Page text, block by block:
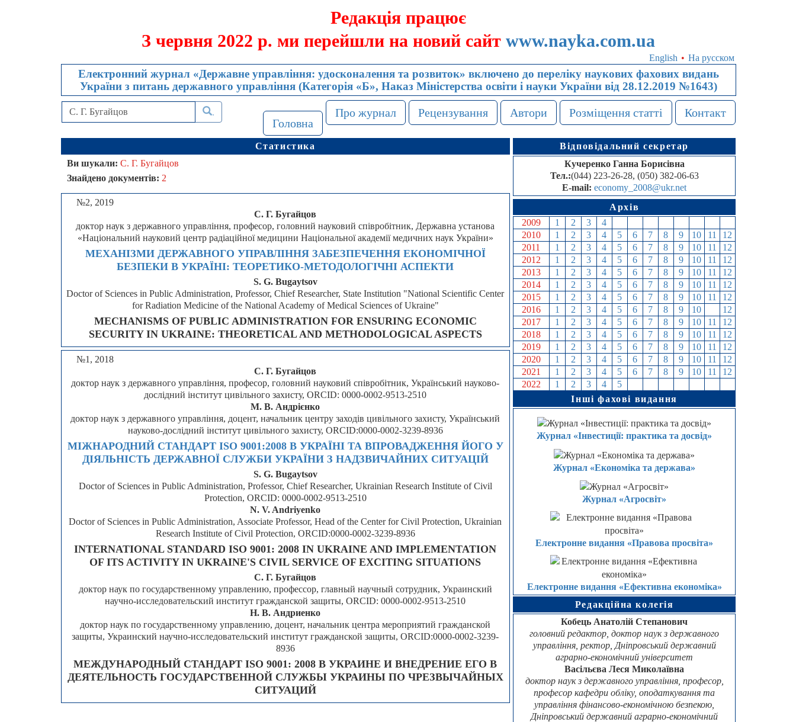
Редакція працює
З червня 2022 р. ми перейшли на новий сайт www.nayka.com.ua
English • На русском
Електронний журнал «Державне управління: удосконалення та розвиток» включено до переліку наукових фахових видань
України з питань державного управління (Категорія «Б», Наказ Міністерства освіти і науки України від 28.12.2019 №1643)
.
Головна
Про журнал Рецензування Автори Розміщення статті Контакт
Статистика
Ви шукали: С. Г. Бугайцов
Знайдено документів: 2
№2, 2019
С. Г. Бугайцов
доктор наук з державного управління, професор, головний науковий співробітник, Державна установа
«Національний науковий центр радіаційної медицини Національної академії медичних наук України»
МЕХАНІЗМИ ДЕРЖАВНОГО УПРАВЛІННЯ ЗАБЕЗПЕЧЕННЯ ЕКОНОМІЧНОЇ
БЕЗПЕКИ В УКРАЇНІ: ТЕОРЕТИКО-МЕТОДОЛОГІЧНІ АСПЕКТИ
S. G. Bugaytsov
Doctor of Sciences in Public Administration, Professor, Chief Researcher, State Institution "National Scientific Center
for Radiation Medicine of the National Academy of Medical Sciences of Ukraine"
MECHANISMS OF PUBLIC ADMINISTRATION FOR ENSURING ECONOMIC
SECURITY IN UKRAINE: THEORETICAL AND METHODOLOGICAL ASPECTS
№1, 2018
С. Г. Бугайцов
доктор наук з державного управління, професор, головний науковий співробітник, Український науково-
дослідний інститут цивільного захисту, ORCID: 0000-0002-9513-2510
М. В. Андрієнко
доктор наук з державного управління, доцент, начальник центру заходів цивільного захисту, Український
науково-дослідний інститут цивільного захисту, ORCID:0000-0002-3239-8936
МІЖНАРОДНИЙ СТАНДАРТ ISO 9001:2008 В УКРАЇНІ ТА ВПРОВАДЖЕННЯ ЙОГО У
ДІЯЛЬНІСТЬ ДЕРЖАВНОЇ СЛУЖБИ УКРАЇНИ З НАДЗВИЧАЙНИХ СИТУАЦІЙ
S. G. Bugaytsov
Doctor of Sciences in Public Administration, Professor, Chief Researcher, Ukrainian Research Institute of Civil
Protection, ORCID: 0000-0002-9513-2510
N. V. Andriyenko
Doctor of Sciences in Public Administration, Associate Professor, Head of the Center for Civil Protection, Ukrainian
Research Institute of Civil Protection, ORCID:0000-0002-3239-8936
INTERNATIONAL STANDARD ISO 9001: 2008 IN UKRAINE AND IMPLEMENTATION
OF ITS ACTIVITY IN UKRAINE'S CIVIL SERVICE OF EXCITING SITUATIONS
С. Г. Бугайцов
доктор наук по государственному управлению, профессор, главный научный сотрудник, Украинский
научно-исследовательский институт гражданской защиты, ORCID: 0000-0002-9513-2510
Н. В. Андриенко
доктор наук по государственному управлению, доцент, начальник центра мероприятий гражданской
защиты, Украинский научно-исследовательский институт гражданской защиты, ORCID:0000-0002-3239-
8936
МЕЖДУНАРОДНЫЙ СТАНДАРТ ISO 9001: 2008 В УКРАИНЕ И ВНЕДРЕНИЕ ЕГО В
ДЕЯТЕЛЬНОСТЬ ГОСУДАРСТВЕННОЙ СЛУЖБЫ УКРАИНЫ ПО ЧРЕЗВЫЧАЙНЫХ
СИТУАЦИЙ
Відповідальний секретар
Кучеренко Ганна Борисівна
Тел.:(044) 223-26-28, (050) 382-06-63
E-mail:economy_2008@ukr.net
Архів
2009
1 2 3 4
2010
1 2 3 4 5 6 7 8 9 10 11
12
2011
1 2 3 4 5 6 7 8 9 10 11
12
2012
1 2 3 4 5 6 7 8 9 10 11
12
2013
1 2 3 4 5 6 7 8 9 10 11
12
2014
1 2 3 4 5 6 7 8 9 10 11
12
2015
1 2 3 4 5 6 7 8 9 10 11
12
2016
1 2 3 4 5 6 7 8 9 10
12
2017
1 2 3 4 5 6 7 8 9 10 11
12
2018
1 2 3 4 5 6 7 8 9 10 11
12
2019
1 2 3 4 5 6 7 8 9 10 11
12
2020
1 2 3 4 5 6 7 8 9 10 11
12
2021
1 2 3 4 5 6 7 8 9 10 11
12
2022
1 2 3 4 5
Інші фахові видання
Журнал «Інвестиції: практика та досвід»
Журнал «Економіка та держава»
Журнал «Агросвіт»
Електронне видання «Правова просвіта»
Електронне видання «Ефективна економіка»
Редакційна колегія
Кобець Анатолій Степанович
головний редактор, доктор наук з державного
управління, ректор, Дніпровський державний
аграрно-економічний університет
Васільєва Леся Миколаївна
доктор наук з державного управління, професор,
професор кафедри обліку, оподаткування та
управління фінансово-економічною безпекою,
Дніпровський державний аграрно-економічний